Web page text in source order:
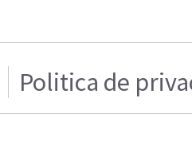
Politica de